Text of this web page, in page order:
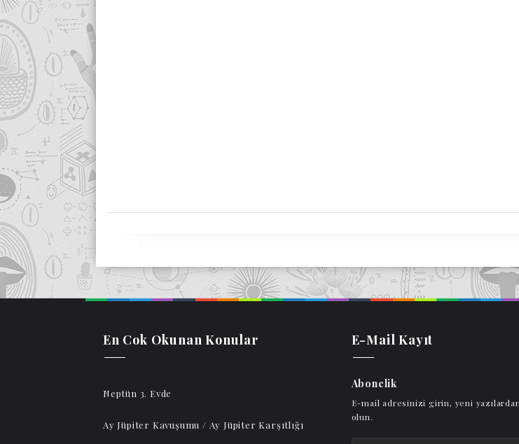
En Cok Okunan Konular
Neptün 3. Evde
Ay Jüpiter Kavuşumu / Ay Jüpiter Karşıtlığı
E-Mail Kayıt
Abonelik
E-mail adresinizi girin, yeni
olun.